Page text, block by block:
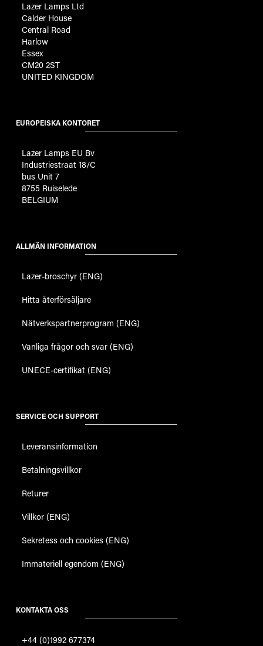
Lazer Lamps Ltd
Calder House
Central Road
Harlow
Essex
CM20 2ST
UNITED KINGDOM
EUROPEISKA KONTORET
Lazer Lamps EU Bv
Industriestraat 18/C
bus Unit 7
8755 Ruiselede
BELGIUM
ALLMÄN INFORMATION
Lazer-broschyr (ENG)
Hitta återförsäljare
Nätverkspartnerprogram (ENG)
Vanliga frågor och svar (ENG)
UNECE-certifikat (ENG)
SERVICE OCH SUPPORT
Leveransinformation
Betalningsvillkor
Returer
Villkor (ENG)
Sekretess och cookies (ENG)
Immateriell egendom (ENG)
KONTAKTA OSS
+44 (0)1992 677374